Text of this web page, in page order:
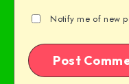
Notify me of new